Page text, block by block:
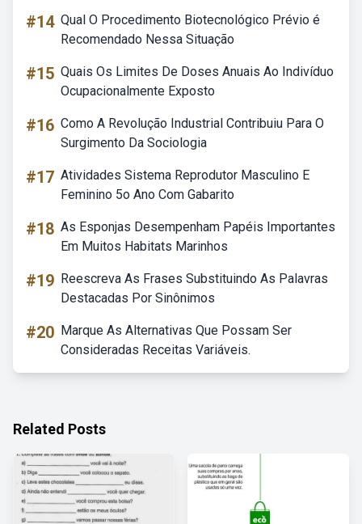
#14 Qual O Procedimento Biotecnológico Prévio é
Recomendado Nessa Situação
#15 Quais Os Limites De Doses Anuais Ao Indivíduo
Ocupacionalmente Exposto
#16 Como A Revolução Industrial Contribuiu Para O
Surgimento Da Sociologia
#17 Atividades Sistema Reprodutor Masculino E
Feminino 5o Ano Com Gabarito
#18 As Esponjas Desempenham Papéis Importantes
Em Muitos Habitats Marinhos
#19 Reescreva As Frases Substituindo As Palavras
Destacadas Por Sinônimos
#20 Marque As Alternativas Que Possam Ser
Consideradas Receitas Variáveis.
Related Posts